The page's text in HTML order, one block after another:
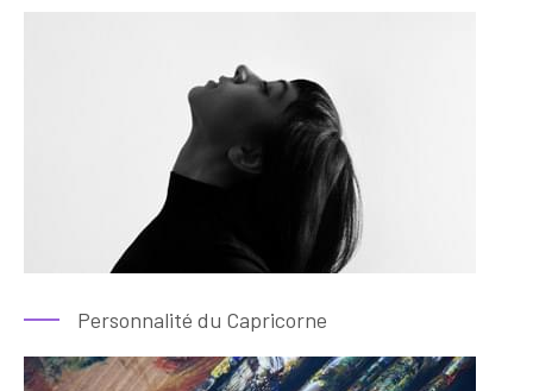
Personnalité du Capricorne